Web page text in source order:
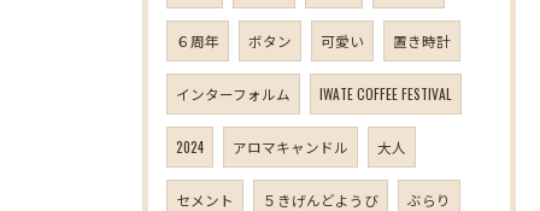
６周年 ボタン 可愛い 置き時計
インターフォルム IWATE COFFEE FESTIVAL
2024 アロマキャンドル 大人
セメント ５きげんどようび ぶらり